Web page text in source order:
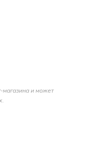
магазина и может